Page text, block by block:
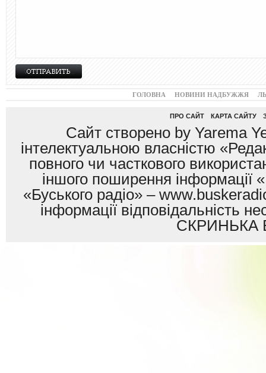
ГОЛОВНА НОВИНИ НАДБУЖЖЯ
ПРО САЙТ КАРТА САЙТУ
Сайт створено by Yarema
інтелектуальною власністю
повного чи часткового
іншого поширення інформації
«Буського радіо» –
інформації
СКРИНЬКА